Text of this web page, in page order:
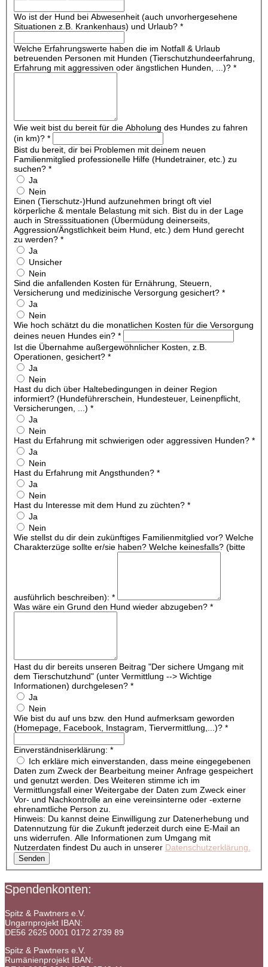
Wo ist der Hund bei Abwesenheit (auch unvorhergesehene
Situationen z.B. Krankenhaus) und Urlaub? *
Welche Erfahrungswerte haben die im Notfall & Urlaub
betreuenden Personen mit Hunden (Tierschutzhundeerfahrung,
Erfahrung mit aggressiven oder ängstlichen Hunden, ...)? *
Wie weit bist du bereit für die Abholung des Hundes zu fahren
(in km)? *
Bist du bereit, dir bei Problemen mit deinem neuen
Familienmitglied professionelle Hilfe (Hundetrainer, etc.) zu
suchen? *
Ja
Nein
Einen (Tierschutz-)Hund aufzunehmen bringt oft viel
körperliche & mentale Belastung mit sich. Bist du in der Lage
auch in Stresssituationen (Übermüdung deinerseits,
Aggression/Ängstlichkeit beim Hund, etc.) dem Hund gerecht
zu werden? *
Ja
Unsicher
Nein
Sind die anfallenden Kosten für Ernährung, Steuern,
Versicherung und medizinische Versorgung gesichert? *
Ja
Nein
Wie hoch schätzt du die monatlichen Kosten für die Versorgung
deines neuen Hundes ein? *
Ist die Übernahme außergewöhnlicher Kosten, z.B.
Operationen, gesichert? *
Ja
Nein
Hast du dich über Haltebedingungen in deiner Region
informiert? (Hundeführerschein, Hundesteuer, Leinenpflicht,
Versicherungen, ...) *
Ja
Nein
Hast du Erfahrung mit schwierigen oder aggressiven Hunden? *
Ja
Nein
Hast du Erfahrung mit Angsthunden? *
Ja
Nein
Hast du Interesse mit dem Hund zu züchten? *
Ja
Nein
Wie stellst du dir dein zukünftiges Familienmitglied vor? Welche
Charakterzüge sollte er/sie haben? Welche keinesfalls? (bitte
ausführlich beschreiben): *
Was wäre ein Grund den Hund wieder abzugeben? *
Hast du dir bereits unseren Beitrag "Der sichere Umgang mit
dem Tierschutzhund" (unter Vermittlung --> Wichtige
Informationen) durchgelesen? *
Ja
Nein
Wie bist du auf uns bzw. den Hund aufmerksam geworden
(Homepage, Facebook, Instagram, Tiervermittlung,...)? *
Einverständniserklärung: *
Ich erkläre mich einverstanden, dass meine eingegebenen
Daten zum Zweck der Bearbeitung meiner Anfrage gespeichert
und genutzt werden. Des Weiteren stimme ich im
Vermittlungsfall einer Weitergabe der Daten zum Zweck einer
Vor- und Nachkontrolle an eine vereinsinterne oder -externe
ehrenamtliche Person zu.
Hinweis: Du kannst deine Einwilligung zur Datenerhebung und
Datennutzung für die Zukunft jederzeit durch eine E-Mail an
uns widerrufen. Alle Informationen zum Umgang mit
Nutzerdaten findest Du auch in unserer Datenschutzerklärung.
Senden
Spendenkonten:
Spitz & Pawtners e.V.
Ungarnprojekt IBAN:
DE56 2625 0001 0172 2739 89
Spitz & Pawtners e.V.
Rumänienprojekt IBAN: